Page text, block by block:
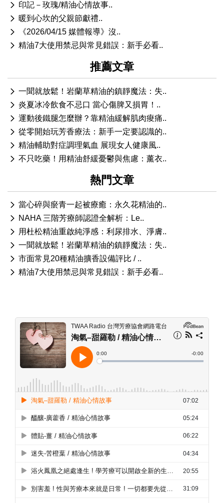
印記－玫瑰/精油心情故事..
暖到心坎的父親節獻禮..
《2026/04/15 媒體報導》沒..
精油7大使用禁忌與常見錯誤：新手必看..
推薦文章
一聞就放鬆！岩蘭草精油的鎮靜魔法：失..
炎夏冰冷飲食不忌口 當心傷脾又損胃！..
運動後鐵腿怎麼辦？靠精油緩解肌肉痠痛..
從零開始玩芳香療法：新手一定要認識的..
精油輔助對症調理氣血 展現女人健康風..
不只吃藥！用精油舒緩憂鬱與焦慮：薰衣..
熱門文章
當心碎與瘀青一起被療癒：永久花精油的..
NAHA 三階芳療師認證全解析：Le..
用杜松精油重啟純淨感：利尿排水、淨膚..
一聞就放鬆！岩蘭草精油的鎮靜魔法：失..
市面常見20種精油擴香設備評比 / ..
精油7大使用禁忌與常見錯誤：新手必看..